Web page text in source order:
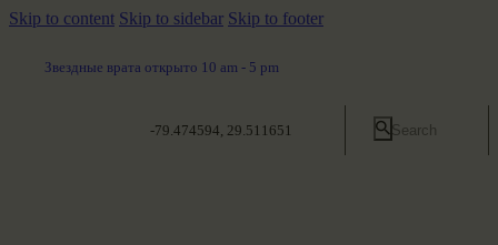
Skip to content Skip to sidebar Skip to footer
Звездные врата открыто 10 am - 5 pm
-79.474594, 29.511651